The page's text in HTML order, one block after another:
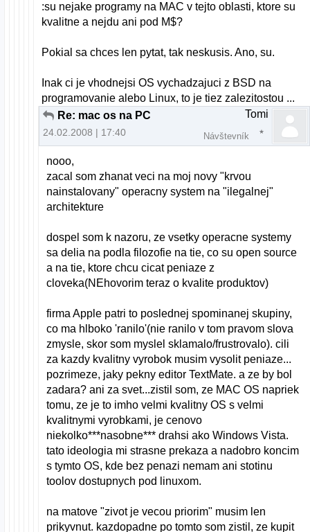
:su nejake programy na MAC v tejto oblasti, ktore su
kvalitne a nejdu ani pod M$?
Pokial sa chces len pytat, tak neskusis. Ano, su.
Inak ci je vhodnejsi OS vychadzajuci z BSD na
programovanie alebo Linux, to je tiez zalezitostou ...
Re: mac os na PC
24.02.2008 | 17:40
Tomi
Návštevník
nooo,
zacal som zhanat veci na moj novy "krvou
nainstalovany" operacny system na "ilegalnej"
architekture
dospel som k nazoru, ze vsetky operacne systemy
sa delia na podla filozofie na tie, co su open source
a na tie, ktore chcu cicat peniaze z
cloveka(NEhovorim teraz o kvalite produktov)
firma Apple patri to poslednej spominanej skupiny,
co ma hlboko 'ranilo'(nie ranilo v tom pravom slova
zmysle, skor som myslel sklamalo/frustrovalo). cili
za kazdy kvalitny vyrobok musim vysolit peniaze...
pozrimeze, jaky pekny editor TextMate. a ze by bol
zadara? ani za svet...zistil som, ze MAC OS napriek
tomu, ze je to imho velmi kvalitny OS s velmi
kvalitnymi vyrobkami, je cenovo
niekolko***nasobne*** drahsi ako Windows Vista.
tato ideologia mi strasne prekaza a nadobro koncim
s tymto OS, kde bez penazi nemam ani stotinu
toolov dostupnych pod linuxom.
na matove "zivot je vecou priorim" musim len
prikyvnut. kazdopadne po tomto som zistil, ze kupit